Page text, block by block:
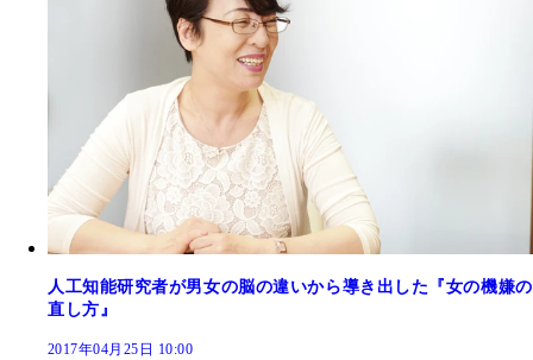
人工知能研究者が男女の脳の違いから導き出した『女の機嫌の
直し方』
2017年04月25日 10:00